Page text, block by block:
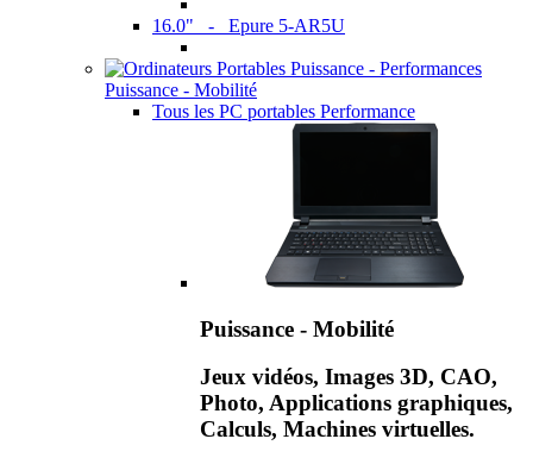
16.0" - Epure 5-AR5U
Puissance - Mobilité
Tous les PC portables Performance
Puissance - Mobilité
Jeux vidéos, Images 3D, CAO,
Photo, Applications graphiques,
Calculs, Machines virtuelles.